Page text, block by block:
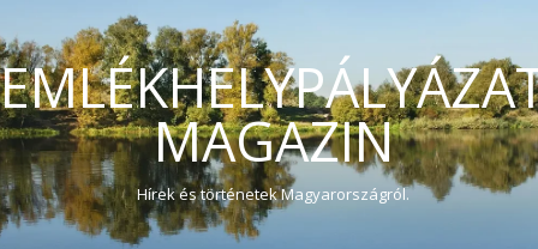
MAGAZIN
Hírek és történetek Magyarországról.